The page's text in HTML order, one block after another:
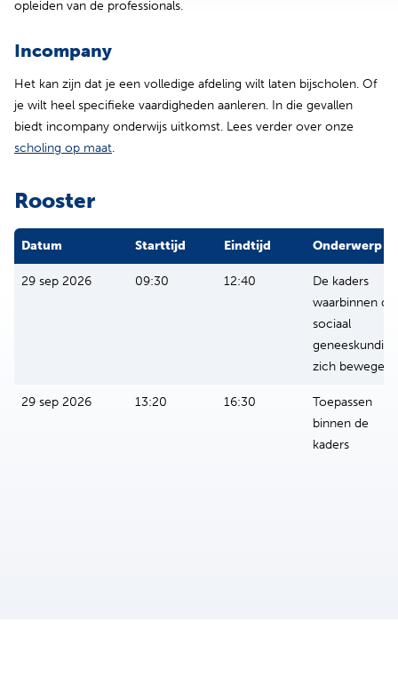
opleiden van de professionals.
Incompany
Het kan zijn dat je een volledige afdeling wilt laten bijscholen. Of
je wilt heel specifieke vaardigheden aanleren. In die gevallen
biedt incompany onderwijs uitkomst. Lees verder over onze
scholing op maat(opent in nieuw tabblad)
.
Rooster
Datum Starttijd Eindtijd Onderwerp
29 sep 2026 09:30 12:40
De kaders
waarbinnen de
sociaal
zich bewegen
29 sep 2026 13:20 16:30
Toepassen
binnen de
kaders